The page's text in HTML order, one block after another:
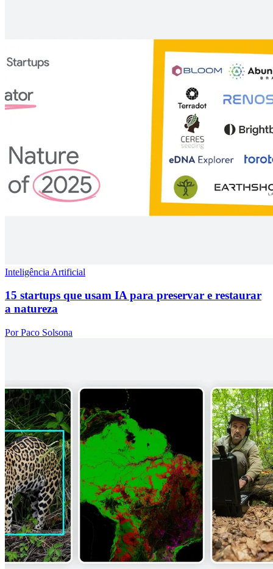
Inteligência Artificial
15 startups que usam IA para preservar e restaurar
a natureza
Por Paco Solsona